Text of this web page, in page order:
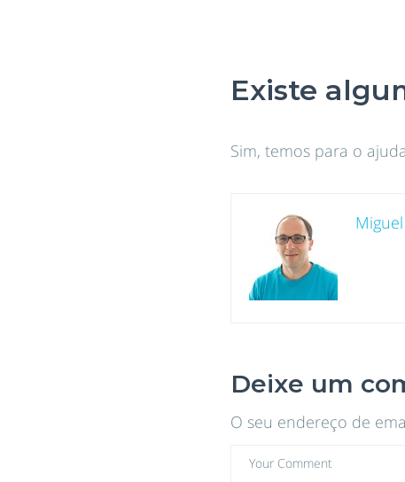
Existe
Sim, temos para o
Deixe um
O seu endereço de